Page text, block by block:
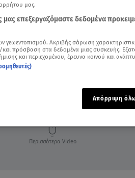
Περισσότερα Video
μας.
μας επεξεργαζόμαστε δεδομένα
γεωεντοπισμού. Ακριβής σάρωση
πρόσβαση στα δεδομένα μιας συσκευής.
και περιεχομένου, έρευνα κοινού και
Απόρριψη